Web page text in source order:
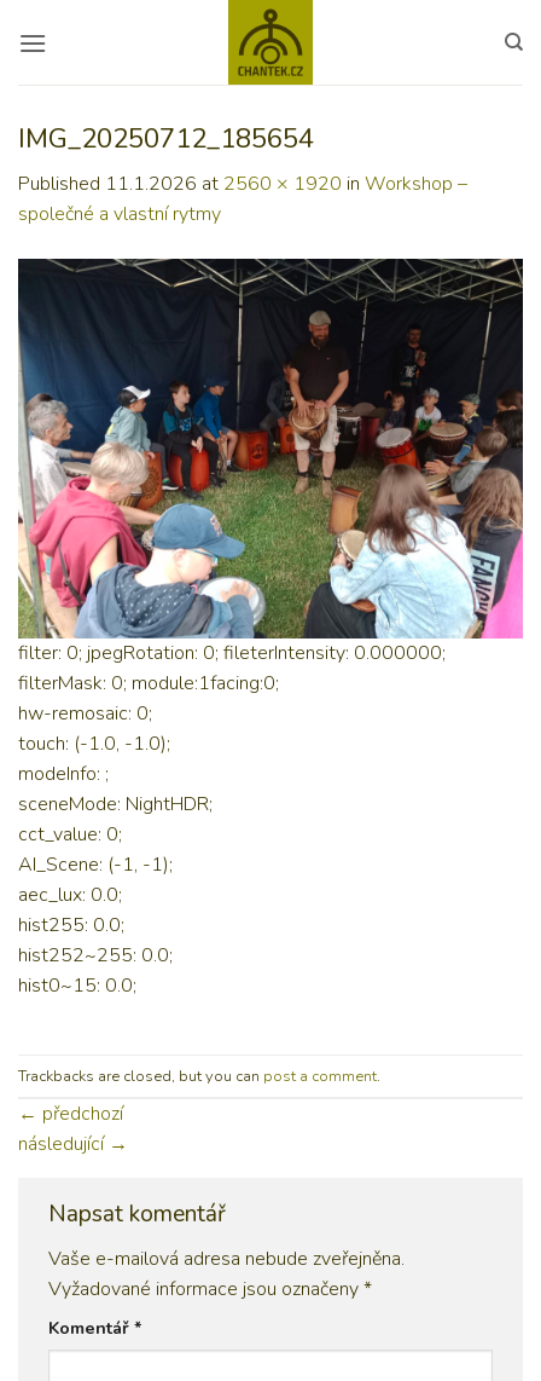
IMG_20250712_185654
Published 11.1.2026 at 2560 × 1920 in Workshop –
společné a vlastní rytmy
filter: 0; jpegRotation: 0; fileterIntensity: 0.000000;
filterMask: 0; module:1facing:0;
hw-remosaic: 0;
touch: (-1.0, -1.0);
modeInfo: ;
sceneMode: NightHDR;
cct_value: 0;
AI_Scene: (-1, -1);
aec_lux: 0.0;
hist255: 0.0;
hist252~255: 0.0;
hist0~15: 0.0;
Trackbacks are closed, but you can post a comment.
← předchozí
následující →
Napsat komentář
Vaše e-mailová adresa nebude zveřejněna.
Vyžadované informace jsou označeny*
Komentář *